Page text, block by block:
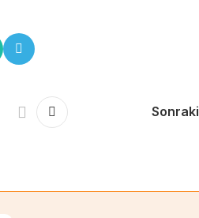
Sonraki